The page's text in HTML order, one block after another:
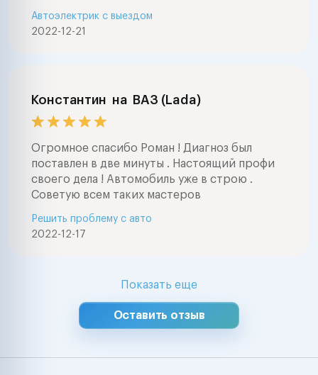
2022-12-21
Автоэлектрик с выездом
Константин на ВАЗ (Lada)
Огромное спасибо Роман ! Диагноз был
поставлен в две минуты . Настоящий профи
своего дела ! Автомобиль уже в строю .
Советую всем таких мастеров
2022-12-17
Решить проблему с авто
Показать еще
Оставить отзыв